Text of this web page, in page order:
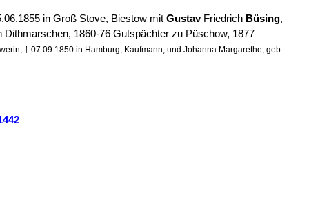
in Groß Stove, Biestow mit GustavFriedrich Büsing,
1860-76 Gutspächter zu Püschow, 1877
† 07.09 1850 in Hamburg, Kaufmann, und Johanna Margarethe, geb.